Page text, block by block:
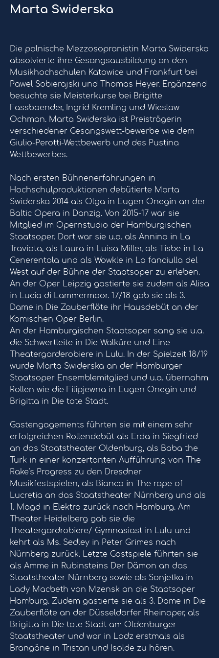
Marta Swiderska
Die polnische Mezzosopranistin Marta Swiderska
absolvierte ihre Gesangsausbildung an den
Musikhochschulen Katowice und Frankfurt bei
Pawel Sobierajski und Thomas Heyer. Ergänzend
besuchte sie Meisterkurse bei Brigitte
Fassbaender, Ingrid Kremling und Wieslaw
Ochman. Marta Swiderska ist Preisträgerin
verschiedener Gesangswett-bewerbe wie dem
Giulio-Perotti-Wettbewerb und des Pustina
Wettbewerbes.
Nach ersten Bühnenerfahrungen in
Hochschulproduktionen debütierte Marta
Swiderska 2014 als Olga in Eugen Onegin an der
Baltic Opera in Danzig. Von 2015-17 war sie
Mitglied im Opernstudio der Hamburgischen
Staatsoper. Dort war sie u.a. als Annina in La
Traviata, als Laura in Luisa Miller, als Tisbe in La
Cenerentola und als Wowkle in La fanciulla del
West auf der Bühne der Staatsoper zu erleben.
An der Oper Leipzig gastierte sie zudem als Alisa
in Lucia di Lammermoor. 17/18 gab sie als 3.
Dame in Die Zauberflöte ihr Hausdebüt an der
Komischen Oper Berlin.
An der Hamburgischen Staatsoper sang sie u.a.
die Schwertleite in Die Walküre und Eine
Theatergarderobiere in Lulu. In der Spielzeit 18/19
wurde Marta Swiderska an der Hamburger
Staatsoper Ensemblemitglied und u.a. übernahm
Rollen wie die Filipjewna in Eugen Onegin und
Brigitta in Die tote Stadt.
Gastengagements führten sie mit einem sehr
erfolgreichen Rollendebüt als Erda in Siegfried
an das Staatstheater Oldenburg, als Baba the
Turk in einer konzertanten Aufführung von The
Rake’s Progress zu den Dresdner
Musikfestspielen, als Bianca in The rape of
Lucretia an das Staatstheater Nürnberg und als
1. Magd in Elektra zurück nach Hamburg. Am
Theater Heidelberg gab sie die
Theatergardrobiere/ Gymnasiast in Lulu und
kehrt als Ms. Sedley in Peter Grimes nach
Nürnberg zurück. Letzte Gastspiele führten sie
als Amme in Rubinsteins Der Dämon an das
Staatstheater Nürnberg sowie als Sonjetka in
Lady Macbeth von Mzensk an die Staatsoper
Hamburg. Zudem gastierte sie als 3. Dame in Die
Zauberflöte an der Düsseldorfer Rheinoper, als
Brigitta in Die tote Stadt am Oldenburger
Staatstheater und war in Lodz erstmals als
Brangäne in Tristan und Isolde zu hören.